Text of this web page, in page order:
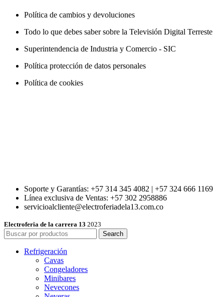
Política de cambios y devoluciones
Todo lo que debes saber sobre la Televisión Digital Terreste
Superintendencia de Industria y Comercio - SIC
Política protección de datos personales
Política de cookies
Soporte y Garantías: +57 314 345 4082 | +57 324 666 1169
Línea exclusiva de Ventas: +57 302 2958886
servicioalcliente@electroferiadela13.com.co
Electroferia de la carrera 13 2023
Search
Refrigeración
Cavas
Congeladores
Minibares
Nevecones